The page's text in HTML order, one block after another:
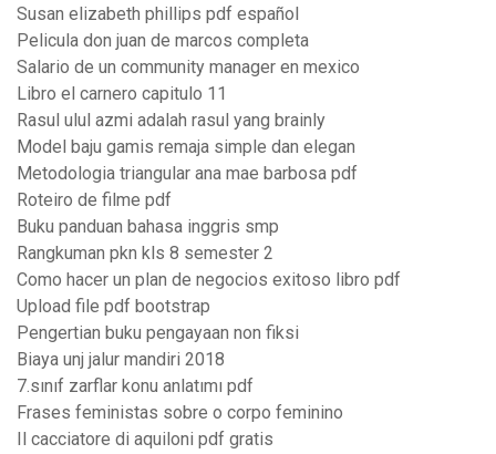
Susan elizabeth phillips pdf español
Pelicula don juan de marcos completa
Salario de un community manager en mexico
Libro el carnero capitulo 11
Rasul ulul azmi adalah rasul yang brainly
Model baju gamis remaja simple dan elegan
Metodologia triangular ana mae barbosa pdf
Roteiro de filme pdf
Buku panduan bahasa inggris smp
Rangkuman pkn kls 8 semester 2
Como hacer un plan de negocios exitoso libro pdf
Upload file pdf bootstrap
Pengertian buku pengayaan non fiksi
Biaya unj jalur mandiri 2018
7.sınıf zarflar konu anlatımı pdf
Frases feministas sobre o corpo feminino
Il cacciatore di aquiloni pdf gratis